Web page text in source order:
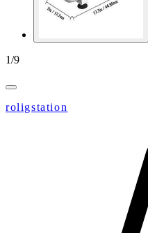
1/9
roligstation